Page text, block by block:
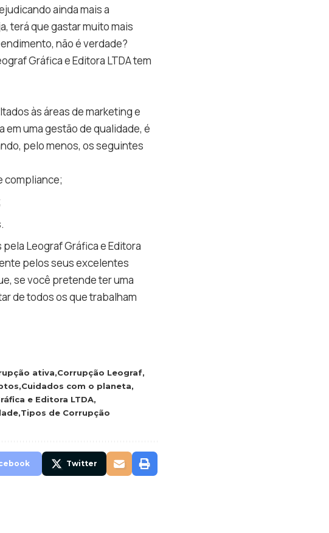
ainda mais a
terá que gastar muito mais
não é verdade?
Gráfica e Editora LTDA tem
às áreas de marketing e
uma gestão de qualidade, é
pelo menos, os seguintes
compliance;
Leograf Gráfica e Editora
pelos seus excelentes
se você pretende ter uma
de todos os que trabalham
ativa Corrupção Leograf
Cuidados com o planeta
e Editora LTDA
Tipos de Corrupção
Twitter